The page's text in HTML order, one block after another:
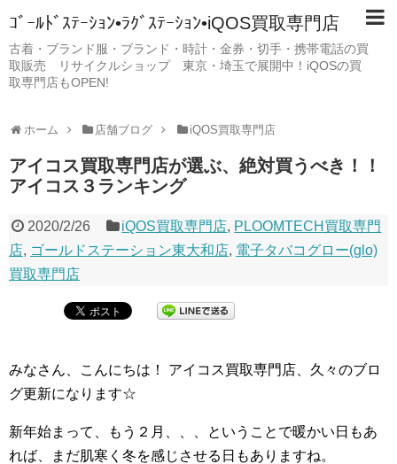
ｺﾞｰﾙﾄﾞｽﾃｰｼｮﾝ•ﾗｸﾞｽﾃｰｼｮﾝ•iQOS買取専門店
古着・ブランド服・ブランド・時計・金券・切手・携帯電話の買
取販売 リサイクルショップ 東京・埼玉で展開中！iQOSの買
取専門店もOPEN!
ホーム 店舗ブログ iQOS買取専門店
アイコス買取専門店が選ぶ、絶対買うべき！！
アイコス３ランキング
2020/2/26 iQOS買取専門店, PLOOMTECH買取専門
店, ゴールドステーション東大和店, 電子タバコグロー(glo)
買取専門店
みなさん、こんにちは！ アイコス買取専門店、久々のブロ
グ更新になります☆
新年始まって、もう２月、、、ということで暖かい日もあ
れば、まだ肌寒く冬を感じさせる日もありますね。